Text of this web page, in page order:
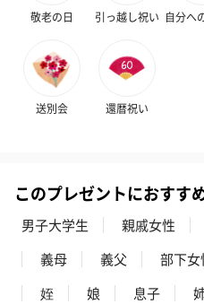
敬老の日 引っ越し祝い 自分へ
送別会 還暦祝い
このプレゼントにおすす
男子大学生 親戚女性
義母
義父 部下女
姪
娘 息子